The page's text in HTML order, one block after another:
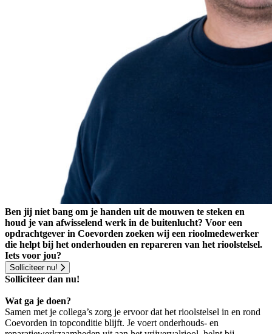
Ben jij niet bang om je handen uit de mouwen te steken en
houd je van afwisselend werk in de buitenlucht? Voor een
opdrachtgever in Coevorden zoeken wij een rioolmedewerker
die helpt bij het onderhouden en repareren van het rioolstelsel.
Iets voor jou?
Solliciteer nu!
Solliciteer dan nu!
Wat ga je doen?
Samen met je collega’s zorg je ervoor dat het rioolstelsel in en rond
Coevorden in topconditie blijft. Je voert onderhouds- en